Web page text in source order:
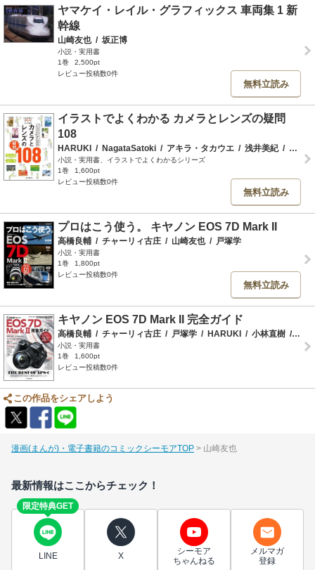
ヤマケイ・レイル・グラフィックス 車両集 1 新
幹線
山崎友也 / 坂正博
小説・実用書
1巻
2,500pt
レビュー投稿数0件
無料立読み
イラストでよくわかる カメラとレンズの疑問
108
HARUKI / NagataSatoki / アキラ・タカウエ / 浅井美紀 /
小説・実用書、イラストでよくわかるシリーズ
1巻
1,600pt
レビュー投稿数0件
無料立読み
プロはこう使う。 キヤノン EOS 7D Mark II
高橋良輔 / チャーリィ古庄 / 山崎友也 / 戸塚学
小説・実用書
1巻
1,800pt
レビュー投稿数0件
無料立読み
キヤノン EOS 7D Mark II 完全ガイド
高橋良輔 / チャーリィ古庄 / 戸塚学 / HARUKI / 小林直樹 / 福
小説・実用書
1巻
1,600pt
レビュー投稿数0件
この作品をシェアしよう
漫画(まんが)・電子書籍のコミックシーモアTOP 山崎友也
最新情報はここからチェック！
限定特典GET
LINE X
シーモア
ちゃんねる
メルマガ
登録